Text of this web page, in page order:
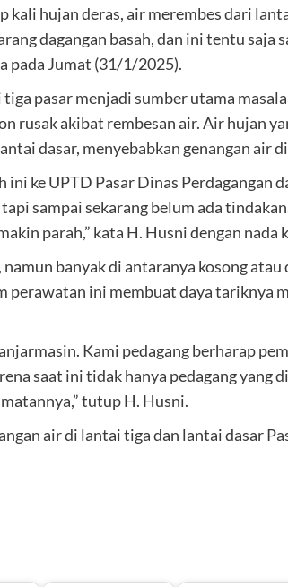
kali hujan deras, air merembes dari
dagangan basah, dan ini tentu saja
pada Jumat (31/1/2025).
pasar menjadi sumber utama
rusak akibat rembesan air. Air hujan
dasar, menyebabkan genangan air
ini ke UPTD Pasar Dinas Perdagangan
sampai sekarang belum ada
parah,” kata H. Husni dengan nada
banyak di antaranya kosong
perawatan ini membuat daya tariknya
Kami pedagang berharap
saat ini tidak hanya pedagang yang
tutup H. Husni.
air di lantai tiga dan lantai dasar